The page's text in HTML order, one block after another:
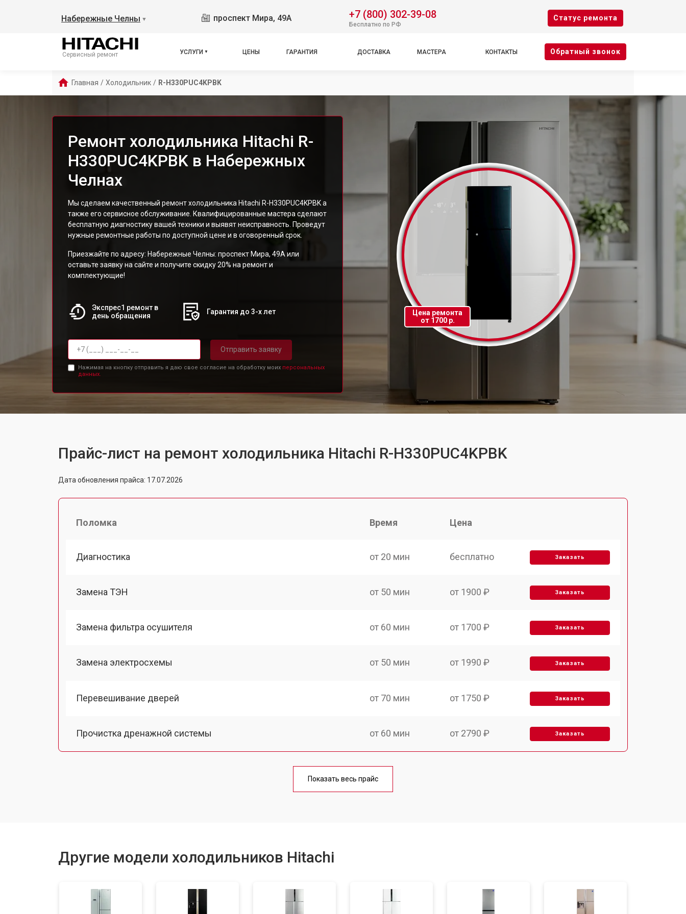
Набережные Челны ▼ проспект Мира, 49А +7 (800) 302-39-08
Бесплатно по РФ
Cтатус ремонта
Сервисный ремонт УСЛУГИ ЦЕНЫ ГАРАНТИЯ ДОСТАВКА МАСТЕРА КОНТАКТЫ Oбратный звонок
Главная / Холодильник / R-H330PUC4KPBK
Ремонт холодильника Hitachi R-
H330PUC4KPBK в Набережных
Челнах
Мы сделаем качественный ремонт холодильника Hitachi R-H330PUC4KPBK а
также его сервисное обслуживание. Квалифицированные мастера сделают
бесплатную диагностику вашей техники и выявят неисправность. Проведут
нужные ремонтные работы по доступной цене и в оговоренный срок.
Приезжайте по адресу: Набережные Челны: проспект Мира, 49А или
оставьте заявку на сайте и получите скидку 20% на ремонт и
комплектующие!
Экспрес1 ремонт в
день обращения
Гарантия до 3-х лет
Отправить заявку
Нажимая на кнопку отправить я даю свое согласие на обработку моих персональных
данных.
Цена ремонта
от 1700 р.
Прайс-лист на ремонт холодильника Hitachi R-H330PUC4KPBK
Дата обновления прайса: 17.07.2026
Поломка Время Цена
Диагностика от 20 мин бесплатно Заказать
Замена ТЭН от 50 мин от 1900 ₽ Заказать
Замена фильтра осушителя от 60 мин от 1700 ₽ Заказать
Замена электросхемы от 50 мин от 1990 ₽ Заказать
Перевешивание дверей от 70 мин от 1750 ₽ Заказать
Прочистка дренажной системы от 60 мин от 2790 ₽ Заказать
от 60 мин
Замена таймера от 1810 ₽ Заказать
Показать весь прайс
Другие модели холодильников Hitachi